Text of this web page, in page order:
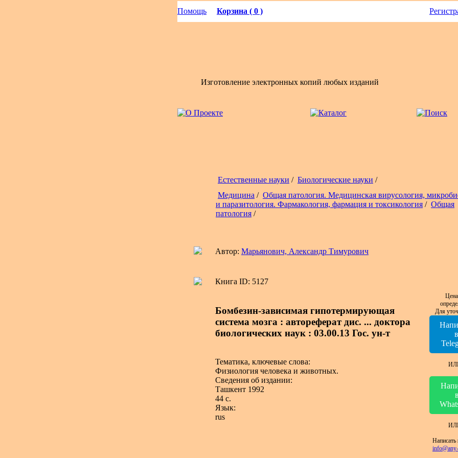
Помощь Корзина ( 0 )
Изготовление электронных копий любых изданий
Естественные науки / Биологические науки /
Медицина / Общая патология. Медицинская вирусология,
и паразитология. Фармакология, фармация и токсикология / Общая
патология /
Автор: Марьянович, Александр Тимурович
Книга ID: 5127
Бомбезин-зависимая гипотермирующая
система мозга : автореферат дис. ... доктора
биологических наук : 03.00.13 Гос. ун-т
Тематика, ключевые слова:
Физиология человека и животных.
Сведения об издании:
Ташкент 1992
44 с.
Язык:
rus
Для
в
в
Написать